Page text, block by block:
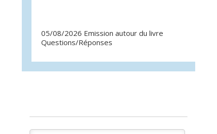
05/08/2026 Emission autour du livre
Questions/Réponses